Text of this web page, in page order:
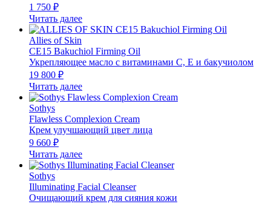
1 750 ₽
Читать далее
Allies of Skin
CE15 Bakuchiol Firming Oil
Укрепляющее масло с витаминами С, E и бакучиолом
19 800 ₽
Читать далее
Sothys
Flawless Complexion Cream
Крем улучшающий цвет лица
9 660 ₽
Читать далее
Sothys
Illuminating Facial Cleanser
Очищающий крем для сияния кожи